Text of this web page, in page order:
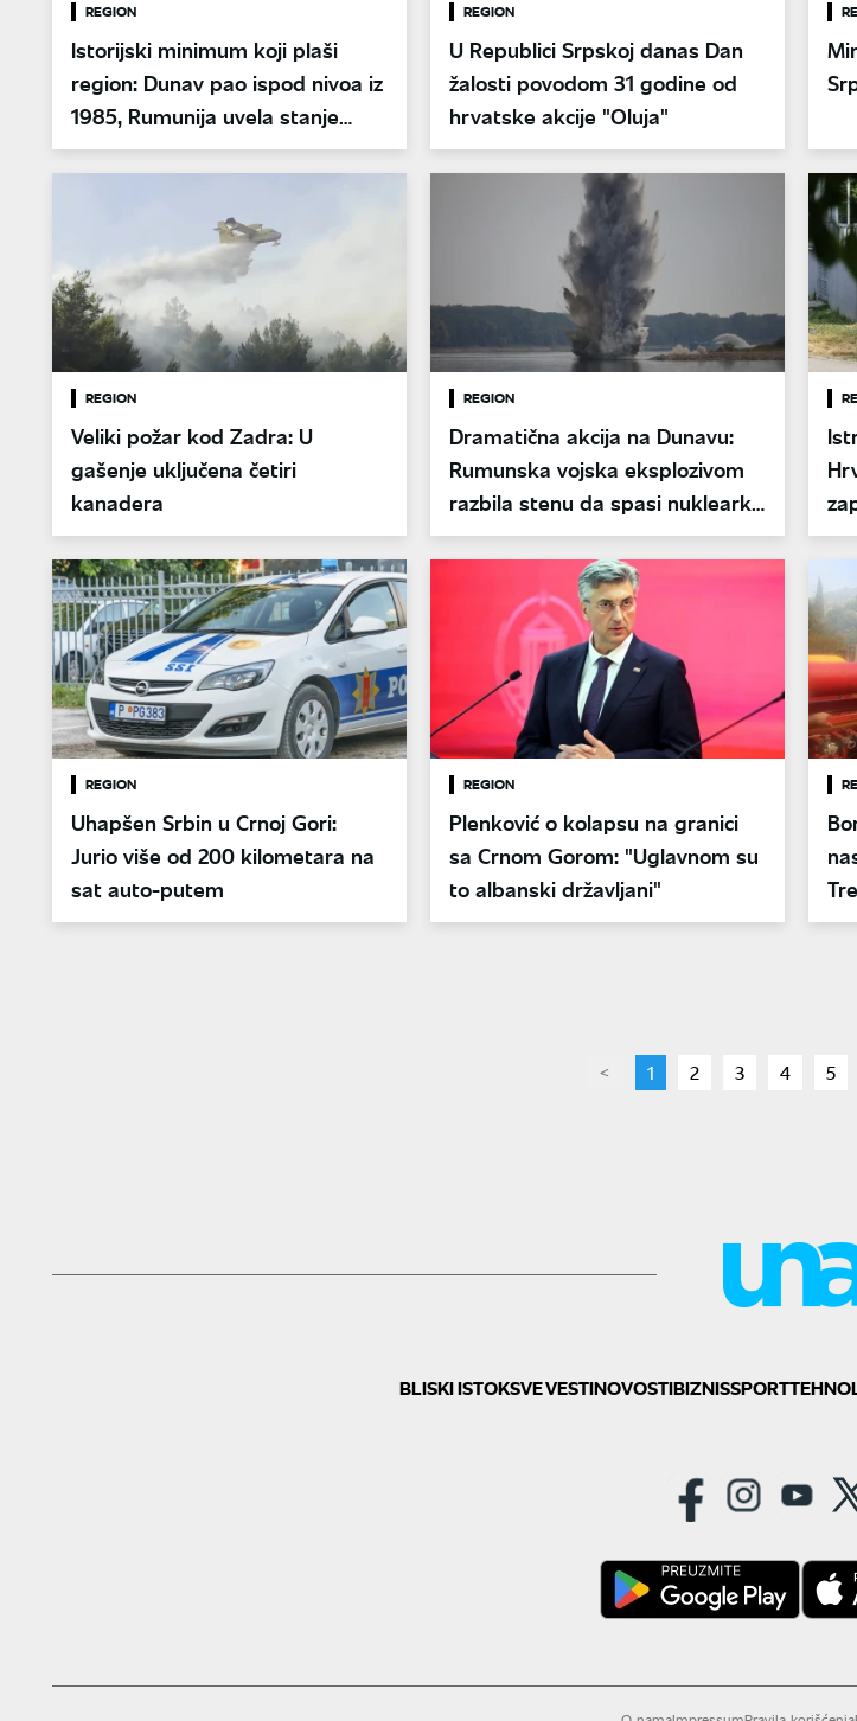
REGION
Istorijski minimum koji plaši
region: Dunav pao ispod nivoa iz
1985, Rumunija uvela stanje
pripravnosti
REGION
U Republici Srpskoj danas Dan
žalosti povodom 31 godine od
hrvatske akcije "Oluja"
REGION
Veliki požar kod Zadra: U
gašenje uključena četiri
kanadera
REGION
Dramatična akcija na Dunavu:
Rumunska vojska eksplozivom
razbila stenu da spasi nuklearku
Černavoda
REGION
Uhapšen Srbin u Crnoj Gori:
Jurio više od 200 kilometara na
sat auto-putem
REGION
Plenković o kolapsu na granici
sa Crnom Gorom: "Uglavnom su
to albanski državljani"
pageYou're
1 page
2 page
3 page
4 page
5
BLISKI ISTOKSVE VESTINOVOSTIBIZNISSPORT